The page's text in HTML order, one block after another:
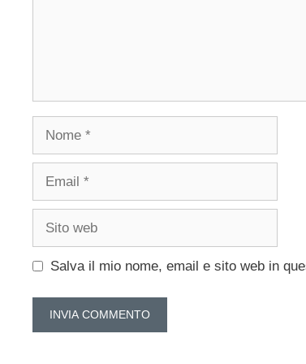
Nome
Email
Sito
Salva il mio nome, email e sito web in